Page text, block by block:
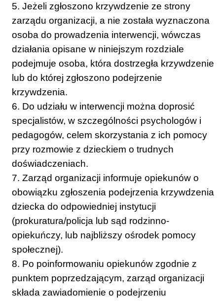
5. Jeżeli zgłoszono krzywdzenie ze strony
zarządu organizacji, a nie została wyznaczona
osoba do prowadzenia interwencji, wówczas
działania opisane w niniejszym rozdziale
podejmuje osoba, która dostrzegła krzywdzenie
lub do której zgłoszono podejrzenie
krzywdzenia.
6. Do udziału w interwencji można doprosić
specjalistów, w szczególności psychologów i
pedagogów, celem skorzystania z ich pomocy
przy rozmowie z dzieckiem o trudnych
doświadczeniach.
7. Zarząd organizacji informuje opiekunów o
obowiązku zgłoszenia podejrzenia krzywdzenia
dziecka do odpowiedniej instytucji
(prokuratura/policja lub sąd rodzinno-
opiekuńczy, lub najbliższy ośrodek pomocy
społecznej).
8. Po poinformowaniu opiekunów zgodnie z
punktem poprzedzającym, zarząd organizacji
składa zawiadomienie o podejrzeniu